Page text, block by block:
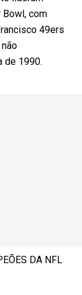
Bowl, com
49ers
de 1990.
DA NFL